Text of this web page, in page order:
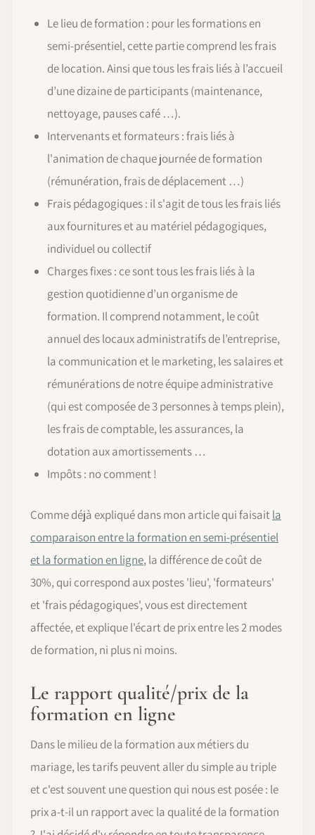
Le lieu de formation : pour les formations en
semi-présentiel, cette partie comprend les frais
de location. Ainsi que tous les frais liés à l’accueil
d’une dizaine de participants (maintenance,
nettoyage, pauses café …).
Intervenants et formateurs : frais liés à
l'animation de chaque journée de formation
(rémunération, frais de déplacement …)
Frais pédagogiques : il s'agit de tous les frais liés
aux fournitures et au matériel pédagogiques,
individuel ou collectif
Charges fixes : ce sont tous les frais liés à la
gestion quotidienne d’un organisme de
formation. Il comprend notamment, le coût
annuel des locaux administratifs de l’entreprise,
la communication et le marketing, les salaires et
rémunérations de notre équipe administrative
(qui est composée de 3 personnes à temps plein),
les frais de comptable, les assurances, la
dotation aux amortissements …
Impôts : no comment !
Comme déjà expliqué dans mon article qui faisaitla
comparaison entre la formation en semi-présentiel
et la formation en ligne, la différence de coût de
30%, qui correspond aux postes 'lieu', 'formateurs'
et 'frais pédagogiques', vous est directement
affectée, et explique l'écart de prix entre les 2 modes
de formation, ni plus ni moins.
Le rapport qualité/prix de la
formation en ligne
Dans le milieu de la formation aux métiers du
mariage, les tarifs peuvent aller du simple au triple
et c'est souvent une question qui nous est posée : le
prix a-t-il un rapport avec la qualité de la formation